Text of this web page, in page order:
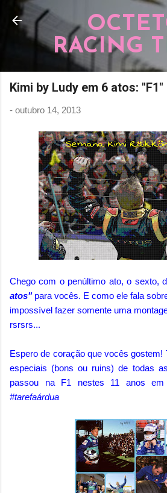
Pular para o conteúdo
RACING
Kimi by Ludy em 6 atos: "F1"
- outubro 14, 2013
Chego com o penúltimo ato, o sexto,
atos"para vocês. E como ele fala
impossível fazer somente uma
rsrsrs...
Espero de coração que vocês gostem!
especiais (bons ou ruins) de todas
passou na F1 nestes 11 anos
#tarefaárdua